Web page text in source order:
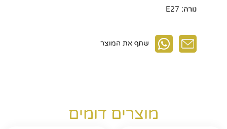
נורה:
שתף את המוצר
מוצרים דומים